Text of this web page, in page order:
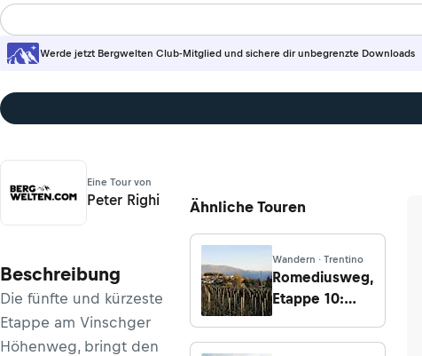
Werde jetzt Bergwelten Club-Mitglied und sichere dir unbegrenzte Downloads
Eine Tour von
Peter Righi
Beschreibung
Die fünfte und kürzeste
Etappe am Vinschger
Höhenweg, bringt den
Ähnliche Touren
Wandern · Trentino
Romediusweg,
Etappe 10:
Unsere Liebe